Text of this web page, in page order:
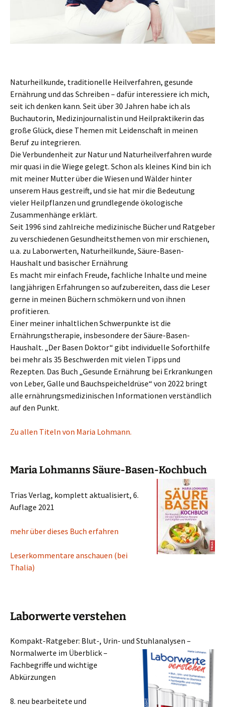
Naturheilkunde, traditionelle Heilverfahren, gesunde
Ernährung und das Schreiben – dafür interessiere ich mich,
seit ich denken kann. Seit über 30 Jahren habe ich als
Buchautorin, Medizinjournalistin und Heilpraktikerin das
große Glück, diese Themen mit Leidenschaft in meinen
Beruf zu integrieren.
Die Verbundenheit zur Natur und Naturheilverfahren wurde
mir quasi in die Wiege gelegt. Schon als kleines Kind bin ich
mit meiner Mutter über die Wiesen und Wälder hinter
unserem Haus gestreift, und sie hat mir die Bedeutung
vieler Heilpflanzen und grundlegende ökologische
Zusammenhänge erklärt.
Seit 1996 sind zahlreiche medizinische Bücher und Ratgeber
zu verschiedenen Gesundheitsthemen von mir erschienen,
u.a. zu Laborwerten, Naturheilkunde, Säure-Basen-
Haushalt und basischer Ernährung
Es macht mir einfach Freude, fachliche Inhalte und meine
langjährigen Erfahrungen so aufzubereiten, dass die Leser
gerne in meinen Büchern schmökern und von ihnen
profitieren.
Einer meiner inhaltlichen Schwerpunkte ist die
Ernährungstherapie, insbesondere der Säure-Basen-
Haushalt. „Der Basen Doktor“ gibt individuelle Soforthilfe
bei mehr als 35 Beschwerden mit vielen Tipps und
Rezepten. Das Buch „Gesunde Ernährung bei Erkrankungen
von Leber, Galle und Bauchspeicheldrüse“ von 2022 bringt
alle ernährungsmedizinischen Informationen verständlich
auf den Punkt.
Zu allen Titeln von Maria Lohmann.
Maria Lohmanns Säure-Basen-Kochbuch
Trias Verlag, komplett aktualisiert, 6.
Auflage 2021
mehr über dieses Buch erfahren
Leserkommentare anschauen (bei
Thalia)
Laborwerte verstehen
Kompakt-Ratgeber: Blut-, Urin- und Stuhlanalysen –
Normalwerte im Überblick –
Fachbegriffe und wichtige
Abkürzungen
8. neu bearbeitete und